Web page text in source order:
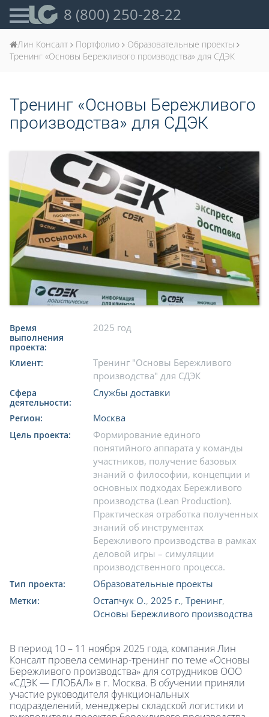
8 (800) 250-28-22
Лин Консалт Портфолио
Образовательные проекты
Тренинг «Основы Бережливого производства» для СДЭК
Тренинг «Основы Бережливого
производства» для СДЭК
Время
выполнения
проекта:
2025 год
Клиент:
Тренинг "Основы Бережливого
производства" для СДЭК
Сфера
деятельности:
Службы доставки
Регион: Москва
Цель проекта:
Формирование единого
понятийного аппарата у команды
участников, получение базовых
знаний о философии, концепции и
основных подходах Бережливого
производства (Lean Production).
Практическая отработка полученных
знаний об инструментах
Бережливого производства в рамках
деловой игры – симуляции
производственного процесса.
Тип проекта: Образовательные проекты
Метки: Остапчук О., 2025 г., Тренинг,
Основы Бережливого производства
В период 10 – 11 ноября 2025 года, компания Лин
Консалт провела семинар-тренинг по теме «Основы
Бережливого производства» для сотрудников ООО
«СДЭК — ГЛОБАЛ» в г. Москва. В обучении приняли
участие руководителя функциональных
подразделений, менеджеры складской логистики и